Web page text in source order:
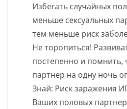
Избегать случайных
меньше сексуальных
тем меньше риск
Не торопиться!
постепенно и помнить,
партнер на одну ночь
Знай: Риск заражения
Ваших половых